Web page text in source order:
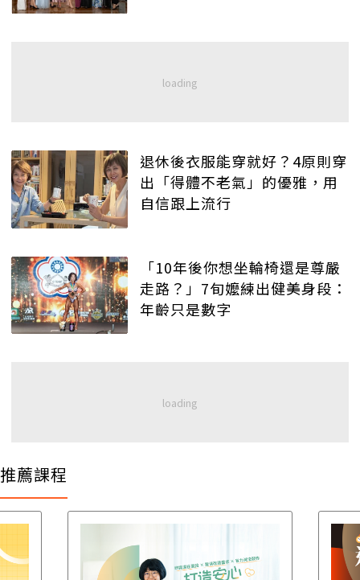
退休後衣服能穿就好？4原則穿
出「得體不老氣」的優雅，用
自信跟上流行
「10年後你想坐輪椅還是尊嚴
走路？」7旬嬤練出健美身段：
年齡只是數字
推薦課程